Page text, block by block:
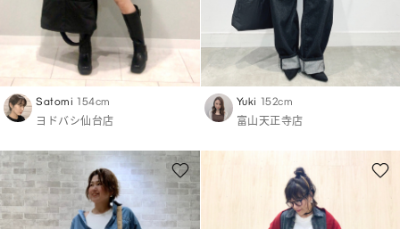
Satomi 154cm
ヨドバシ仙台店
Yuki 152cm
富山天正寺店